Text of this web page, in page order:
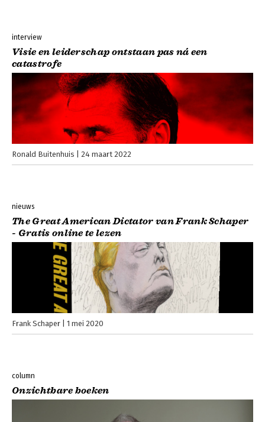
interview
Visie en leiderschap ontstaan pas ná een
catastrofe
Ronald Buitenhuis 24 maart 2022
nieuws
The Great American Dictator van Frank Schaper
- Gratis online te lezen
Frank Schaper 1 mei 2020
column
Onzichtbare boeken